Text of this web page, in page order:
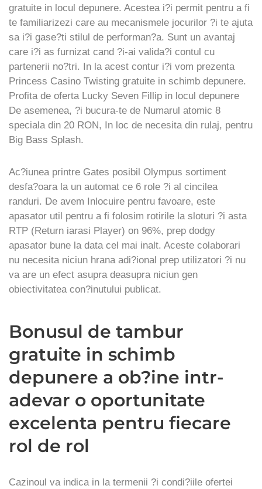
gratuite in locul depunere. Acestea i?i permit pentru a fi
te familiarizezi care au mecanismele jocurilor ?i te ajuta
sa i?i gase?ti stilul de performan?a. Sunt un avantaj
care i?i as furnizat cand ?i-ai valida?i contul cu
partenerii no?tri. In la acest contur i?i vom prezenta
Princess Casino Twisting gratuite in schimb depunere.
Profita de oferta Lucky Seven Fillip in locul depunere
De asemenea, ?i bucura-te de Numarul atomic 8
speciala din 20 RON, In loc de necesita din rulaj, pentru
Big Bass Splash.
Ac?iunea printre Gates posibil Olympus sortiment
desfa?oara la un automat ce 6 role ?i al cincilea
randuri. De avem Inlocuire pentru favoare, este
apasator util pentru a fi folosim rotirile la sloturi ?i asta
RTP (Return iarasi Player) on 96%, prep dodgy
apasator bune la data cel mai inalt. Aceste colaborari
nu necesita niciun hrana adi?ional prep utilizatori ?i nu
va are un efect asupra deasupra niciun gen
obiectivitatea con?inutului publicat.
Bonusul de tambur
gratuite in schimb
depunere a ob?ine intr-
adevar o oportunitate
excelenta pentru fiecare
rol de rol
Cazinoul va indica in la termenii ?i condi?iile ofertei